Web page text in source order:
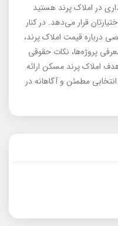
در املاک پرند هستید
قرار می‌دهد. در کنار
درباره قیمت املاک پرند،
پروژه‌ها، نکات حقوقی
هدف املاک پرند مسکن ارائه
مطمئن و آگاهانه در